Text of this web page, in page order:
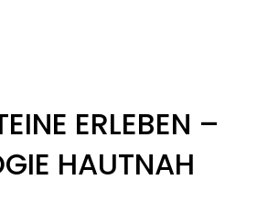
ERLEBEN –
HAUTNAH